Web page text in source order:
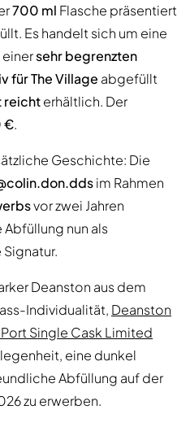
700 ml Flasche präsentiert
Es handelt sich um eine
sehr begrenzten
für The Village abgefüllt
reichterhältlich. Der
€.
Geschichte: Die
im Rahmen
vor zwei Jahren
nun als
Deanston aus dem
Individualität, Deanston
Single Cask Limited
eine dunkel
Abfüllung auf der
zu erwerben.